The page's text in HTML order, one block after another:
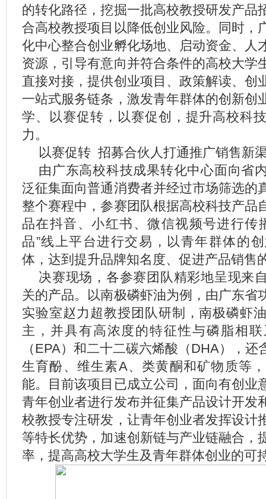
的转化路径，挖掘一批高校教授研发产品
合高校教授项目以降低创业风险。同时，
化中心整合创业孵化场地、启动资金、人
资源，引导有意向并符合条件的高校大学
直接对接，提供创业项目、政策解读、创
一站式服务链条，激发青年群体的创新创
学、以赛促转，以赛促创，提升高校科
力。
以赛促转 招募合伙人打通推广销售新
由广东高校科技成果转化中心面向省
泛征集面向普通消费者并经过市场筛选的
整个赛程中，参赛团队根据高校科技产品
品在抖音、小红书、微信视频号进行传
品”线上平台进行交易，以青年群体的
体，达到提升品牌知名度、促进产品销售
决赛现场，各参赛团队精彩地呈现来
关的产品。以南极磷虾油为例，由广东省
实验室赵力超教授团队研制，南极磷虾
主，并具有高浓度的特征性与磷脂相
（EPA）和二十二碳六烯酸（DHA），
生育酚、维生素A、类黄酮和矿物质等
能。目前该项目已成立公司，面向有创业
青年创业者进行发布并征集产品设计开发
校教授专注研发，让青年创业者发挥设计
等特长优势，加速创新链与产业链融合，
率，提高高校大学生及青年群体创业的可